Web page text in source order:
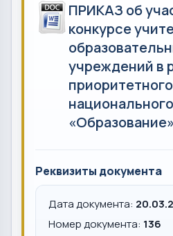
ПРИКАЗ об
конкурсе
учреждений в
приоритетного
Реквизиты документа
Дата документа:
Номер документа: 136